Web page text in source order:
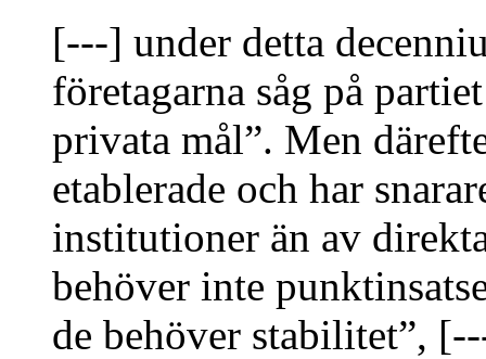
[---] under detta
företagarna såg på
privata mål”. Men
etablerade och har
institutioner än av
behöver inte
de behöver stabilitet”,